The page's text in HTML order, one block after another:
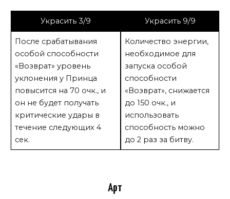
Украсить 3/9 Украсить 9/9
После срабатывания
особой способности
«Возврат» уровень
уклонения у Принца
повысится на 70 очк., и
он не будет получать
критические удары в
течение следующих 4
сек.
Количество энергии,
необходимое для
запуска особой
способности
«Возврат», снижается
до 150 очк., и
использовать
способность можно
до 2 раз за битву.
Арт